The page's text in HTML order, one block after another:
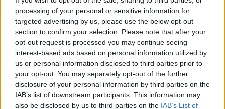
processing of your personal or sensitive information for
targeted advertising by us, please use the below opt-out
section to confirm your selection. Please note that after your
opt-out request is processed you may continue seeing
interest-based ads based on personal information utilized by
us or personal information disclosed to third parties prior to
your opt-out. You may separately opt-out of the further
disclosure of your personal information by third parties on the
IAB’s list of downstream participants. This information may
also be disclosed by us to third parties on the IAB’s List of
Borszőlőültetvény telepítés
támogatása 2018-2020